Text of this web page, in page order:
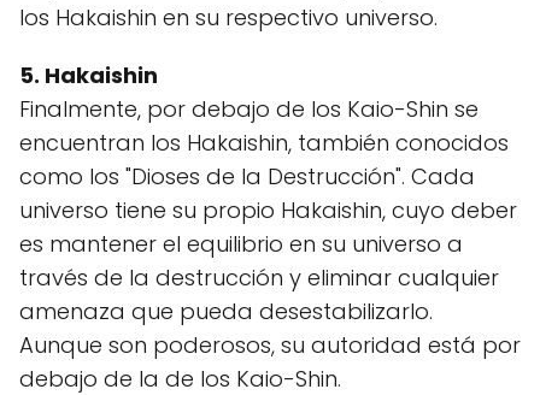
los Hakaishin en su respectivo universo.
5. Hakaishin
Finalmente, por debajo de los Kaio-Shin se
encuentran los Hakaishin, también conocidos
como los "Dioses de la Destrucción". Cada
universo tiene su propio Hakaishin, cuyo deber
es mantener el equilibrio en su universo a
través de la destrucción y eliminar cualquier
amenaza que pueda desestabilizarlo.
Aunque son poderosos, su autoridad está por
debajo de la de los Kaio-Shin.